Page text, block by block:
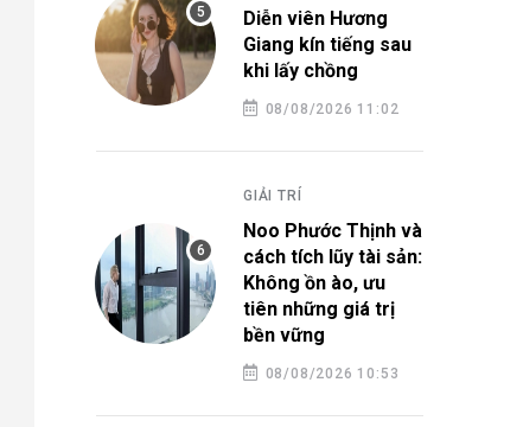
Diễn viên Hương
Giang kín tiếng sau
khi lấy chồng
08/08/2026 11:02
GIẢI TRÍ
Noo Phước Thịnh và
cách tích lũy tài sản:
Không ồn ào, ưu
tiên những giá trị
bền vững
08/08/2026 10:53